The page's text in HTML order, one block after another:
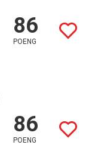
86
POENG
86
POENG